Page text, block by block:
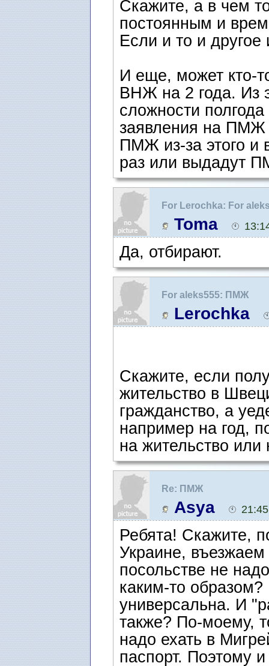
Скажите, а в чем
постоянным и
Если и то и другое
И еще, может кто-
ВНЖ на 2 года. Из
сложности
заявления на ПМЖ
ПМЖ из-за этого
раз или выдадут
For Lerochka: For
Toma
Да, отбирают.
For aleks555: ПМЖ
Lerochka
Скажите, если
жительство в
гражданство, а
например на год,
на жительство или
Re: ПМЖ
Asya 21:45
Ребята! Скажите,
Украине,
посольстве не
каким-то
универсальна. И
также? По-моему,
надо ехать в
паспорт. Поэтому